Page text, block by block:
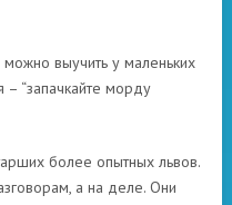
выучить у маленьких
– “запачкайте морду
более опытных львов.
а на деле. Они